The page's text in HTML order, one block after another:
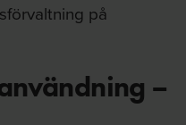
på
–